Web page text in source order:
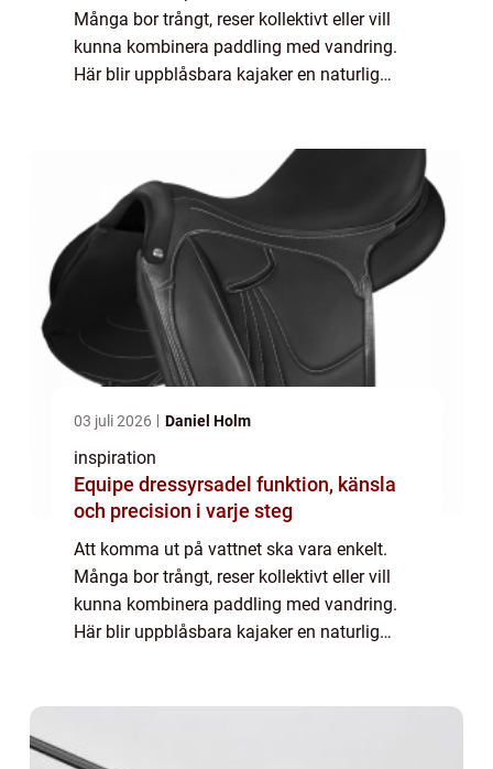
Många bor trångt, reser kollektivt eller vill
kunna kombinera paddling med vandring.
Här blir uppblåsbara kajaker en naturlig
03 juli 2026 Daniel Holm
inspiration
Equipe dressyrsadel funktion, känsla
och precision i varje steg
Att komma ut på vattnet ska vara enkelt.
Många bor trångt, reser kollektivt eller vill
kunna kombinera paddling med vandring.
Här blir uppblåsbara kajaker en naturlig